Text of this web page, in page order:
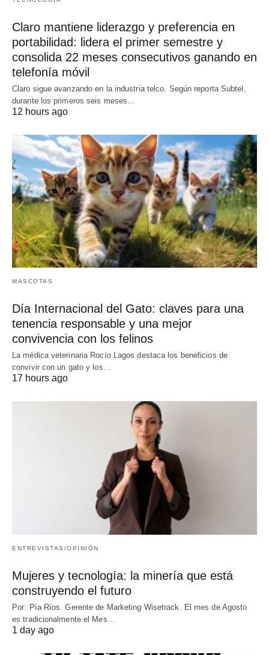
Claro mantiene liderazgo y preferencia en
portabilidad: lidera el primer semestre y
consolida 22 meses consecutivos ganando en
telefonía móvil
Claro sigue avanzando en la industria telco. Según reporta Subtel,
durante los primeros seis meses…
12 hours ago
MASCOTAS
Día Internacional del Gato: claves para una
tenencia responsable y una mejor
convivencia con los felinos
La médica veterinaria Rocío Lagos destaca los beneficios de
convivir con un gato y los…
17 hours ago
ENTREVISTAS/OPINIÓN
Mujeres y tecnología: la minería que está
construyendo el futuro
Por: Pía Ríos. Gerente de Marketing Wisetrack. El mes de Agosto
es tradicionalmente el Mes…
1 day ago